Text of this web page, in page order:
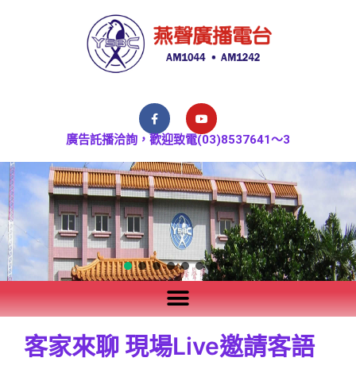
廣告託播洽詢，歡迎致電(03)8537641～3
客家來聊 現場Live邀請客語